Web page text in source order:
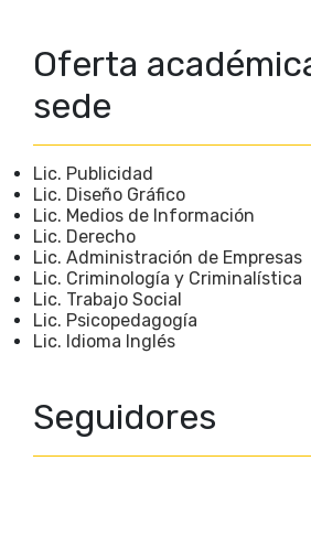
Oferta
sede
Lic. Publicidad
Lic. Diseño Gráfico
Lic. Medios de Información
Lic. Derecho
Lic. Administración de Empresas
Lic. Criminología y Criminalística
Lic. Trabajo Social
Lic. Psicopedagogía
Lic. Idioma Inglés
Seguidores